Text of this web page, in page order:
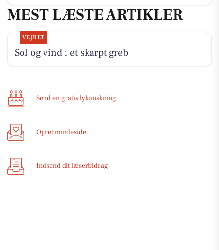
MEST LÆSTE ARTIKLER
VEJRET
Sol og vind i et skarpt greb
Send en gratis lykønskning
Opret mindeside
Indsend dit læserbidrag